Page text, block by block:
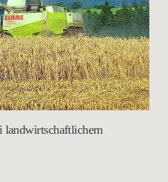
landwirtschaftlichem